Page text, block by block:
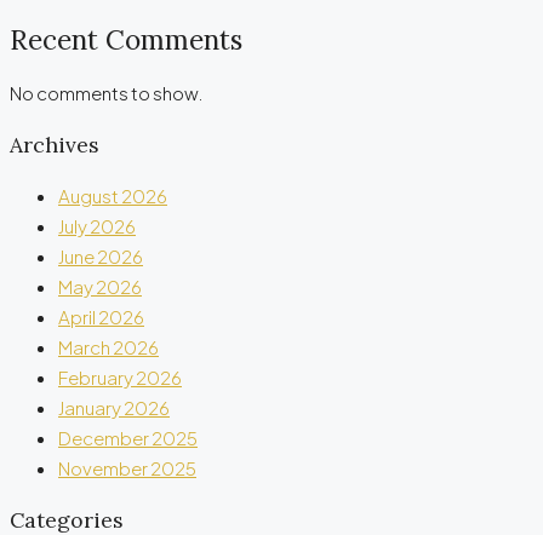
Recent Comments
No comments to show.
Archives
August 2026
July 2026
June 2026
May 2026
April 2026
March 2026
February 2026
January 2026
December 2025
November 2025
Categories